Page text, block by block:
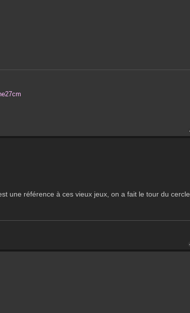
une référence à ces vieux jeux, on a fait le tour du cercle